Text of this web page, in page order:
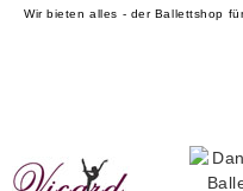
Wir bieten alles - der Ballettshop